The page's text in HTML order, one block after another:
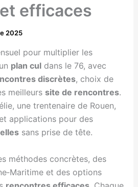
efficaces
2025
pour multiplier les
plan culdans le 76, avec
discrètes, choix de
meilleurs site de rencontres.
une trentenaire de Rouen,
applications pour des
sans prise de tête.
méthodes concrètes, des
et des options